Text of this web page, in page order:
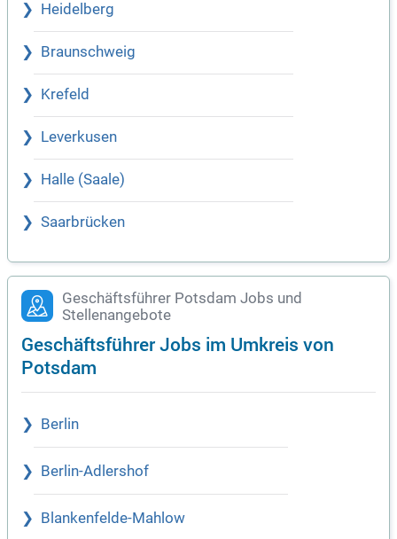
Heidelberg
Braunschweig
Krefeld
Leverkusen
Halle (Saale)
Saarbrücken
Geschäftsführer Potsdam Jobs und
Stellenangebote
Geschäftsführer Jobs im Umkreis von
Potsdam
Berlin
Berlin-Adlershof
Blankenfelde-Mahlow